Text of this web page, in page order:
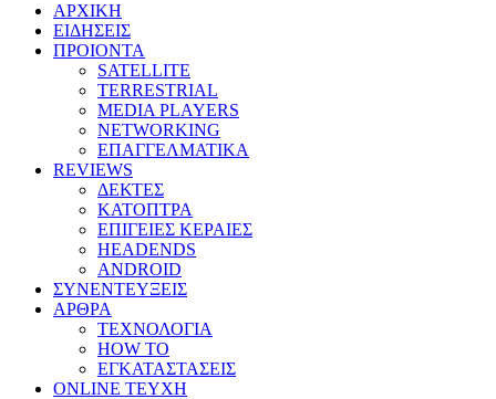
ΑΡΧΙΚΗ
ΕΙΔΗΣΕΙΣ
ΠΡΟΙΟΝΤΑ
SATELLITE
TERRESTRIAL
MEDIA PLAYERS
NETWORKING
ΕΠΑΓΓΕΛΜΑΤΙΚΑ
REVIEWS
ΔΕΚΤΕΣ
ΚΑΤΟΠΤΡΑ
ΕΠΙΓΕΙΕΣ ΚΕΡΑΙΕΣ
HEADENDS
ANDROID
ΣΥΝΕΝΤΕΥΞΕΙΣ
ΑΡΘΡΑ
ΤΕΧΝΟΛΟΓΙΑ
HOW TO
ΕΓΚΑΤΑΣΤΑΣΕΙΣ
ONLINE TEYXH